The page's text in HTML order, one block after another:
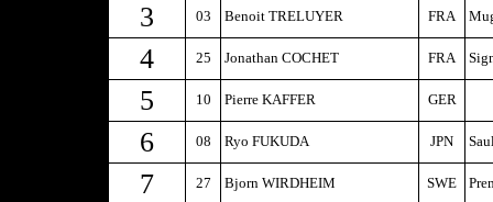
3 03 Benoit TRELUYER FRA
4 25 Jonathan COCHET FRA
5 10 Pierre KAFFER GER
6 08 Ryo FUKUDA JPN
7 27 Bjorn WIRDHEIM SWE